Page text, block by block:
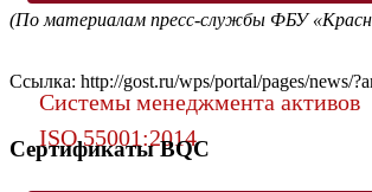
Системы менеджмента активов
ISO 55001:2014
(По материалам пресс-службы ФБУ
Cсылка: http://gost.ru/wps/portal/pages/news/
Сертификаты BQC